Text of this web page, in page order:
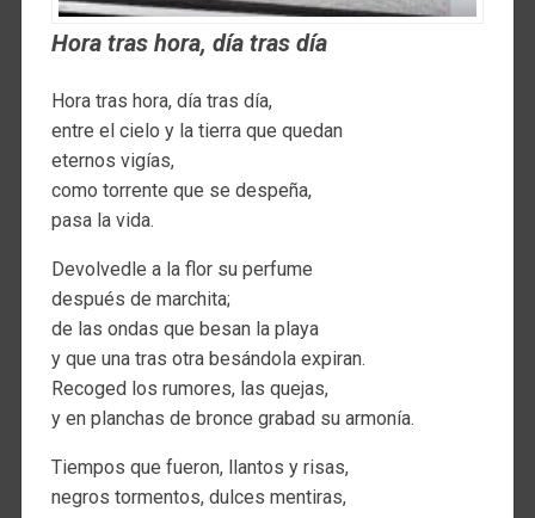
Hora tras hora, día tras día
Hora tras hora, día tras día,
entre el cielo y la tierra que quedan
eternos vigías,
como torrente que se despeña,
pasa la vida.
Devolvedle a la flor su perfume
después de marchita;
de las ondas que besan la playa
y que una tras otra besándola expiran.
Recoged los rumores, las quejas,
y en planchas de bronce grabad su armonía.
Tiempos que fueron, llantos y risas,
negros tormentos, dulces mentiras,